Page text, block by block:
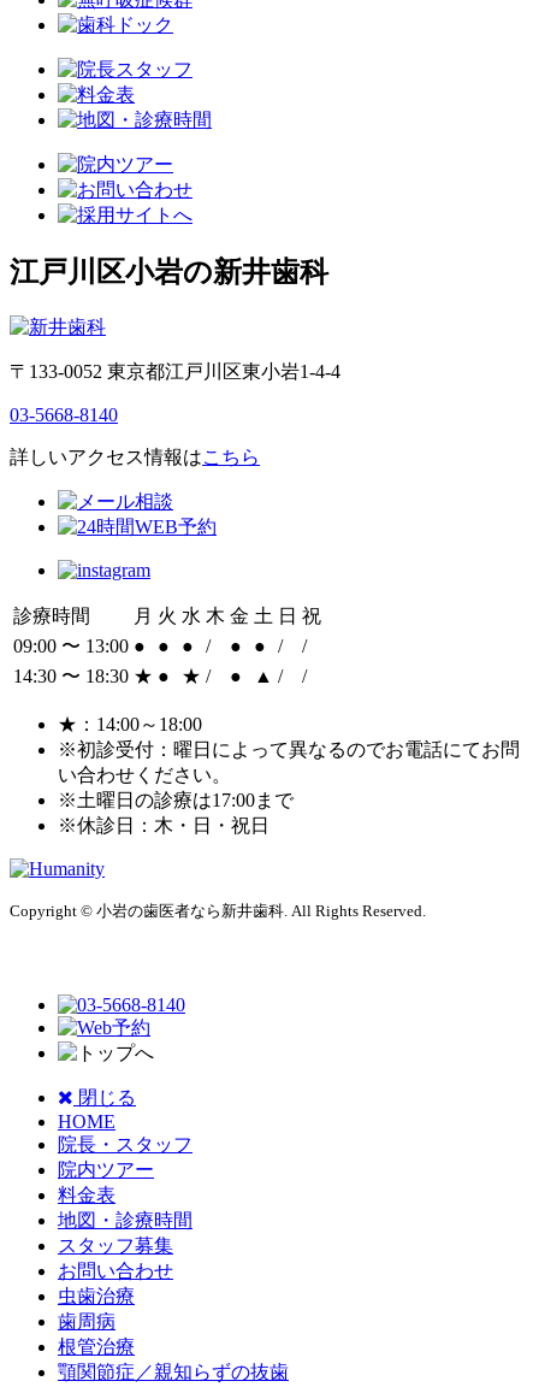
江戸川区小岩の新井歯科
〒133-0052 東京都江戸川区東小岩1-4-4
03-5668-8140
詳しいアクセス情報はこちら
診療時間 月 火 水 木 金 土 日 祝
09:00 〜 13:00 ● ● ● / ● ● /
/
14:30 〜 18:30 ★ ● ★ / ● ▲ / /
★：14:00～18:00
※初診受付：曜日によって異なるのでお電話にてお問
い合わせください。
※土曜日の診療は17:00まで
※休診日：木・日・祝日
Copyright © 小岩の歯医者なら新井歯科. All Rights Reserved.
閉じる
HOME
院長・スタッフ
院内ツアー
料金表
地図・診療時間
スタッフ募集
お問い合わせ
虫歯治療
歯周病
根管治療
顎関節症／親知らずの抜歯